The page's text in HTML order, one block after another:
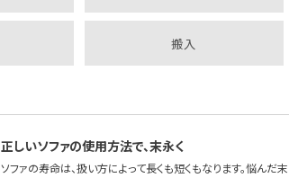
搬入
正しいソファの使用方法で、末永く
ソファの寿命は、扱い方によって長くも短くもなります。悩んだ